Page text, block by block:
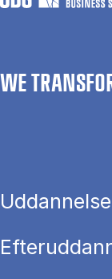
WE